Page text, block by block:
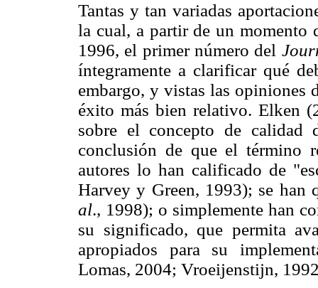
Tantas y tan variadas
la cual, a partir de un momento
1996, el primer número del
íntegramente a clarificar qué
embargo, y vistas las opiniones
éxito más bien relativo. Elken
sobre el concepto de
conclusión de que el término
autores lo han calificado de
Harvey y Green, 1993); se han
al., 1998); o simplemente han
su significado, que permita
apropiados para su
Lomas, 2004; Vroeijenstijn,